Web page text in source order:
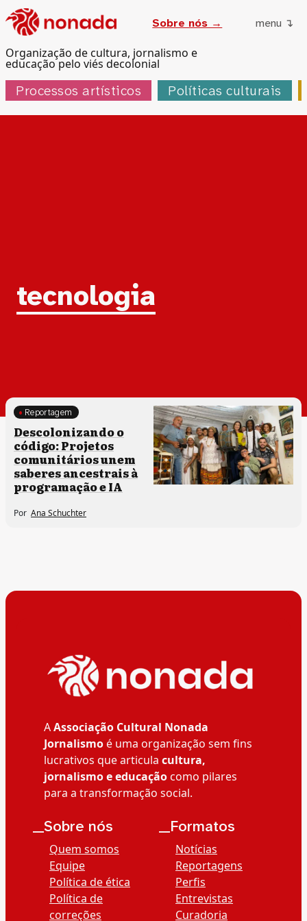
Organização de cultura, jornalismo e
educação pelo viés decolonial
Sobre nós → menu ↴
Processos artísticos Políticas culturais
Tag:
tecnologia
Comunidades tradicionais
Reportagem
Descolonizando o
código: Projetos
comunitários unem
saberes ancestrais à
programação e IA
Por Ana Schuchter
AAssociação Cultural Nonada
Jornalismoé uma organização sem fins
lucrativos que articula cultura,
jornalismo e educaçãocomo pilares
para a transformação social.
__Sobre nós
Quem somos
Equipe
Política de ética
Política de
correções
__Formatos
Notícias
Reportagens
Perfis
Entrevistas
Curadoria